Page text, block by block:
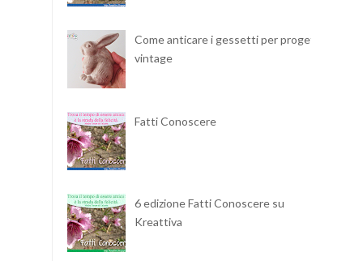
Come anticare i gessetti per progetti
vintage
Fatti Conoscere
6 edizione Fatti Conoscere su
Kreattiva